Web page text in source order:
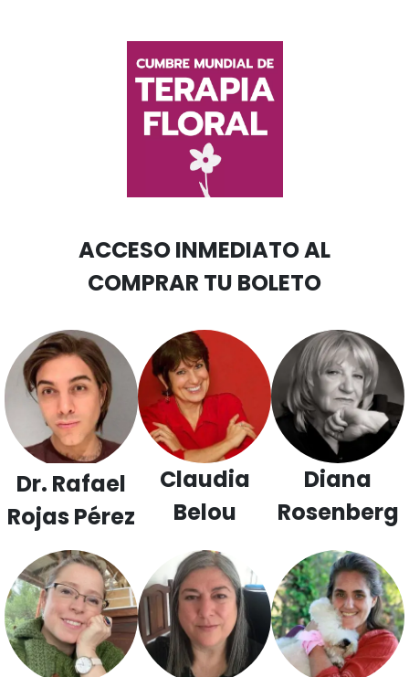
ACCESO INMEDIATO AL
COMPRAR TU BOLETO
Dr. Rafael
Rojas Pérez
Claudia
Belou
Diana
Rosenberg